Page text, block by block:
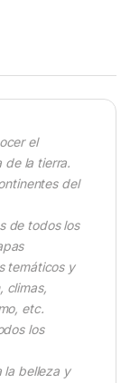
el
de la tierra.
del
de todos los
temáticos y
climas,
etc.
los
la belleza y